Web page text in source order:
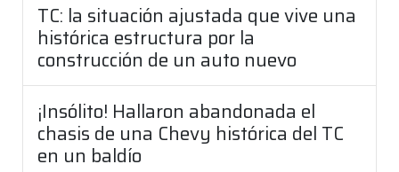
TC: la situación ajustada que vive una
histórica estructura por la
construcción de un auto nuevo
¡Insólito! Hallaron abandonada el
chasis de una Chevy histórica del TC
en un baldío